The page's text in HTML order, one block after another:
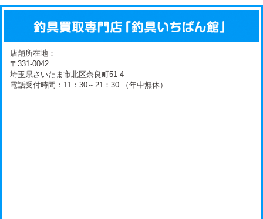
店舗所在地：
〒331-0042
埼玉県さいたま市北区奈良町51-4
電話受付時間：11：30～21：30 （年中無休）